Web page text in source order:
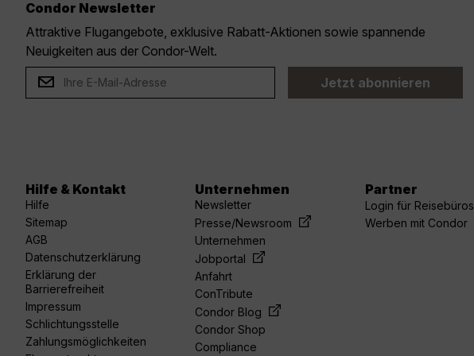
Condor Newsletter
Attraktive Flugangebote, exklusive Rabatt-Aktionen sowie spannende
Neuigkeiten aus der Condor-Welt.
Jetzt abonnieren
Hilfe & Kontakt
Hilfe
Sitemap
AGB
Datenschutzerklärung
Erklärung der
Barrierefreiheit
Impressum
Schlichtungsstelle
Zahlungsmöglichkeiten
Unternehmen
Newsletter
Presse/Newsroom
Unternehmen
Jobportal
Anfahrt
ConTribute
Condor Blog
Condor Shop
Compliance
Partner
Login für Reisebüros
Werben mit Condor